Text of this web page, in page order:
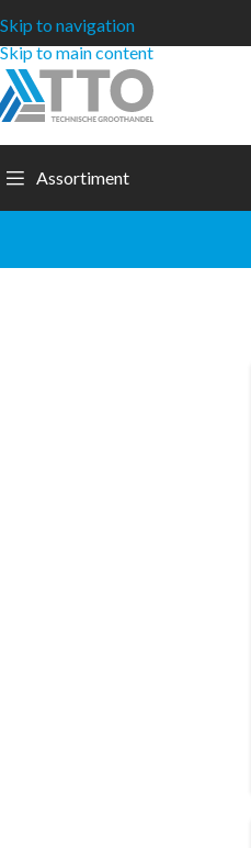
Skip to navigation
Skip to main content
Assortiment